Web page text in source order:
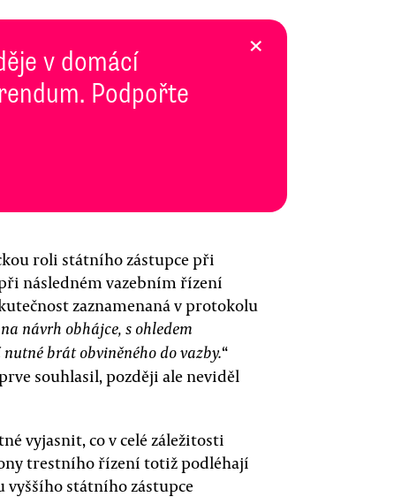
v domácí
Podpořte
×
roli státního zástupce při
následném vazebním řízení
zaznamenaná v protokolu
návrh obhájce, s ohledem
brát obviněného do vazby.“
souhlasil, později ale neviděl
vyjasnit, co v celé záležitosti
trestního řízení totiž podléhají
státního zástupce